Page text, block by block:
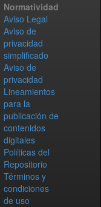
Normatividad
Aviso Legal
Aviso de
privacidad
simplificado
Aviso de
privacidad
Lineamientos
para la
publicación de
contenidos
digitales
Políticas del
Repositorio
Términos y
condiciones
de uso